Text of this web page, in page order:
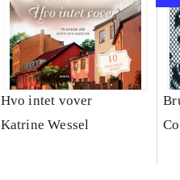
Hvo intet vover
Katrine Wessel